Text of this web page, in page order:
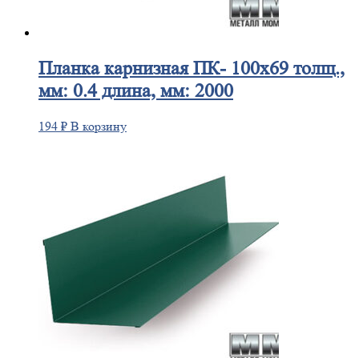
Планкакарнизная ПК- 100х69 толщ.,
мм: 0.4 длина, мм: 2000
194 ₽ В корзину